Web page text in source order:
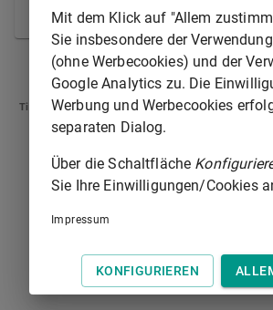
Berufungsinstanz.
§ 534
Tipp
: Swipen Sie auf dem Bildschirm links oder
Mit dem Klick auf "Allem
Sie insbesondere der
(ohne Werbecookies) und der
Google Analytics zu. Die
Werbung und Werbecookies
separaten Dialog.
Über die Schaltfläche
Sie Ihre Einwilligungen/Cookies
Impressum
KONFIGURIEREN